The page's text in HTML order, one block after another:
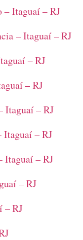
– Itaguaí – RJ
– Itaguaí – RJ
– RJ
– RJ
Itaguaí – RJ
Itaguaí – RJ
Itaguaí – RJ
– RJ
– RJ